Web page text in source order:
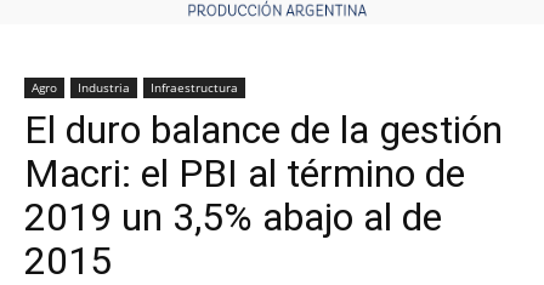
Agro Industria Infraestructura
El duro balance de la gestión
Macri: el PBI al término de
2019 un 3,5% abajo al de
2015